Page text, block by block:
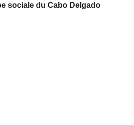
sociale du Cabo Delgado